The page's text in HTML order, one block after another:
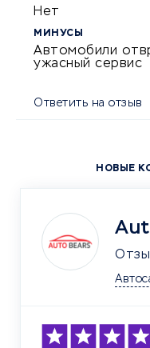
Нет
МИНУСЫ
Автомобили
ужасный сервис
Ответить на отзыв
НОВЫЕ